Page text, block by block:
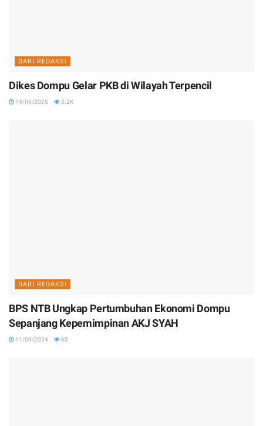
DARI REDAKSI
Dikes Dompu Gelar PKB di Wilayah Terpencil
14/06/2025 3.2K
DARI REDAKSI
BPS NTB Ungkap Pertumbuhan Ekonomi Dompu
Sepanjang Kepemimpinan AKJ SYAH
11/09/2024 65